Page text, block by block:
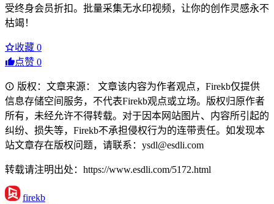
受终身会员折扣。批量采集无水印视频，让你的创作灵感永不
枯竭！
收藏 0
点赞 0
版权：文章来源： 文章该内容为作者观点，Firekb仅提供
信息存储空间服务，不代表Firekb观点或立场。版权归原作者
所有，未经允许不得转载。对于因本网站图片、内容所引起的
纠纷、损失等，Firekb不承担侵权行为的连带责任。如发现本
站文章存在版权问题，请联系：ysdl@esdli.com
转载请注明出处：https://www.esdli.com/5172.html
firekb